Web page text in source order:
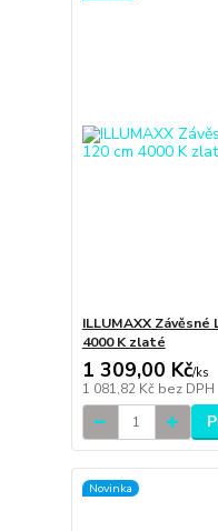
ILLUMAXX Závěsné
4000 K zlaté
1 309,00 Kč/ks
1 081,82 Kč bez DPH
Novinka